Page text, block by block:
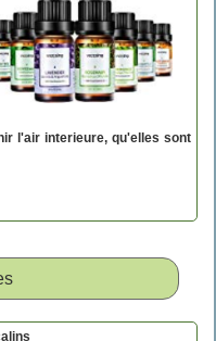
l'air interieure, qu'elles sont